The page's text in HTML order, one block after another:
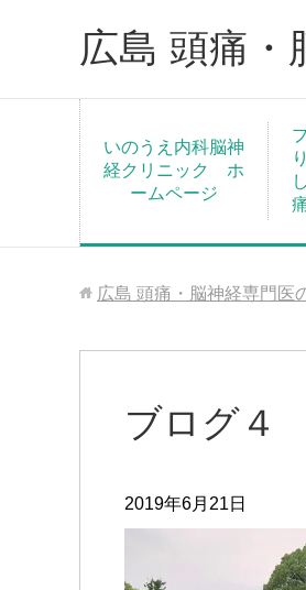
広島 頭痛・
いのうえ内科脳神
経クリニック ホ
ームページ
広島 頭痛・脳神経専門医
ブログ４
2019年6月21日